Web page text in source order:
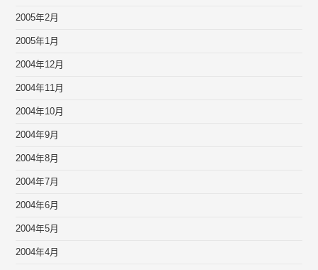
2005年2月
2005年1月
2004年12月
2004年11月
2004年10月
2004年9月
2004年8月
2004年7月
2004年6月
2004年5月
2004年4月